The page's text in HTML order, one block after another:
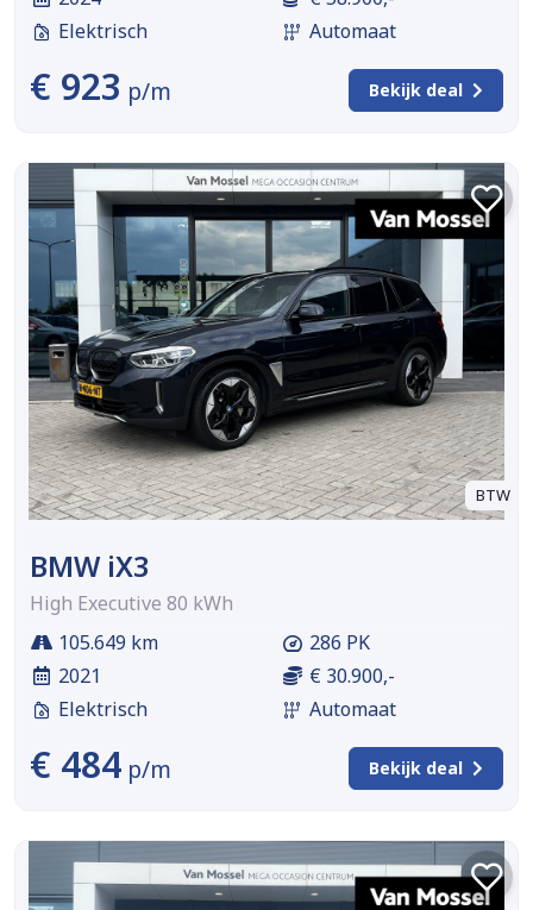
Elektrisch
Automaat
€ 923 p/m Bekijk deal
BTW
BMW iX3
High Executive 80 kWh
105.649 km
2021
Elektrisch
286 PK
€ 30.900,-
Automaat
€ 484 p/m Bekijk deal